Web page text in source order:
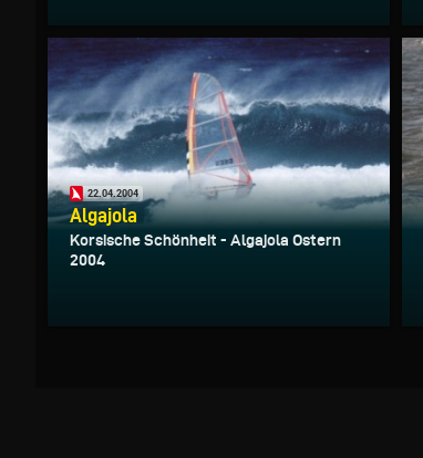
22.04.2004
Algajola
Korsische Schönheit - Algajola Ostern
2004